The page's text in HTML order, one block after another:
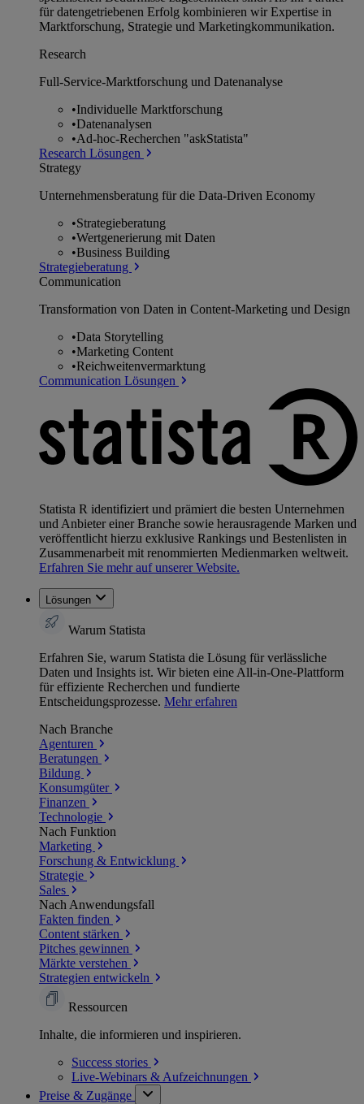
für datengetriebenen Erfolg kombinieren wir Expertise in
Marktforschung, Strategie und Marketingkommunikation.
Research
Full-Service-Marktforschung und Datenanalyse
•Individuelle Marktforschung
•Datenanalysen
•Ad-hoc-Recherchen "askStatista"
Research Lösungen
Strategy
Unternehmens­beratung für die Data-Driven Economy
•Strategieberatung
•Wertgenerierung mit Daten
•Business Building
Strategieberatung
Communication
Transformation von Daten in Content-Marketing und Design
•Data Storytelling
•Marketing Content
•Reichweitenvermarktung
Communication Lösungen
Statista R identifiziert und prämiert die besten Unternehmen
und Anbieter einer Branche sowie herausragende Marken und
veröffentlicht hierzu exklusive Rankings und Bestenlisten in
Zusammenarbeit mit renommierten Medienmarken weltweit.
Erfahren Sie mehr auf unserer Website.
Lösungen
Warum Statista
Erfahren Sie, warum Statista die Lösung für verlässliche
Daten und Insights ist. Wir bieten eine All-in-One-Plattform
für effiziente Recherchen und fundierte
Entscheidungsprozesse. Mehr erfahren
Nach Branche
Agenturen
Beratungen
Bildung
Konsumgüter
Finanzen
Technologie
Nach Funktion
Marketing
Forschung & Entwicklung
Strategie
Sales
Nach Anwendungsfall
Fakten finden
Content stärken
Pitches gewinnen
Märkte verstehen
Strategien entwickeln
Ressourcen
Inhalte, die informieren und inspirieren.
Success stories
Live-Webinars & Aufzeichnungen
Preise & Zugänge